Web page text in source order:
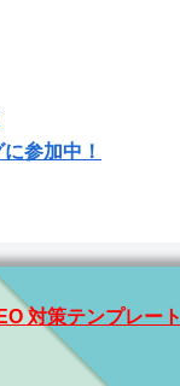
参加中！
対策テンプレート